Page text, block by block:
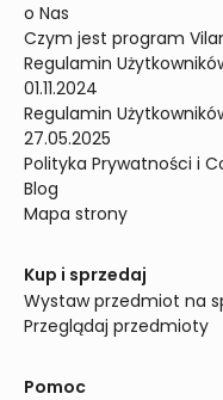
o Nas
Czym jest program
Regulamin
01.11.2024
Regulamin
27.05.2025
Polityka Prywatności i
Blog
Mapa strony
Kup i sprzedaj
Wystaw przedmiot na
Przeglądaj przedmioty
Pomoc